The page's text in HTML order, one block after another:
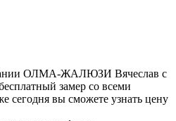
ОЛМА-ЖАЛЮЗИ Вячеслав с
замер со всеми
сегодня вы сможете узнать цену